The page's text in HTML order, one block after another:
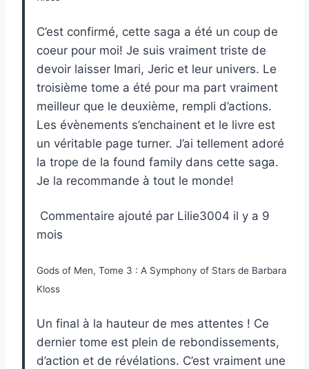
C’est confirmé, cette saga a été un coup de
coeur pour moi! Je suis vraiment triste de
devoir laisser Imari, Jeric et leur univers. Le
troisième tome a été pour ma part vraiment
meilleur que le deuxième, rempli d’actions.
Les évènements s’enchainent et le livre est
un véritable page turner. J’ai tellement adoré
la trope de la found family dans cette saga.
Je la recommande à tout le monde!
Commentaire ajouté par Lilie3004 il y a 9
mois
Gods of Men, Tome 3 : A Symphony of Stars de Barbara
Kloss
Un final à la hauteur de mes attentes ! Ce
dernier tome est plein de rebondissements,
d’action et de révélations. C’est vraiment une